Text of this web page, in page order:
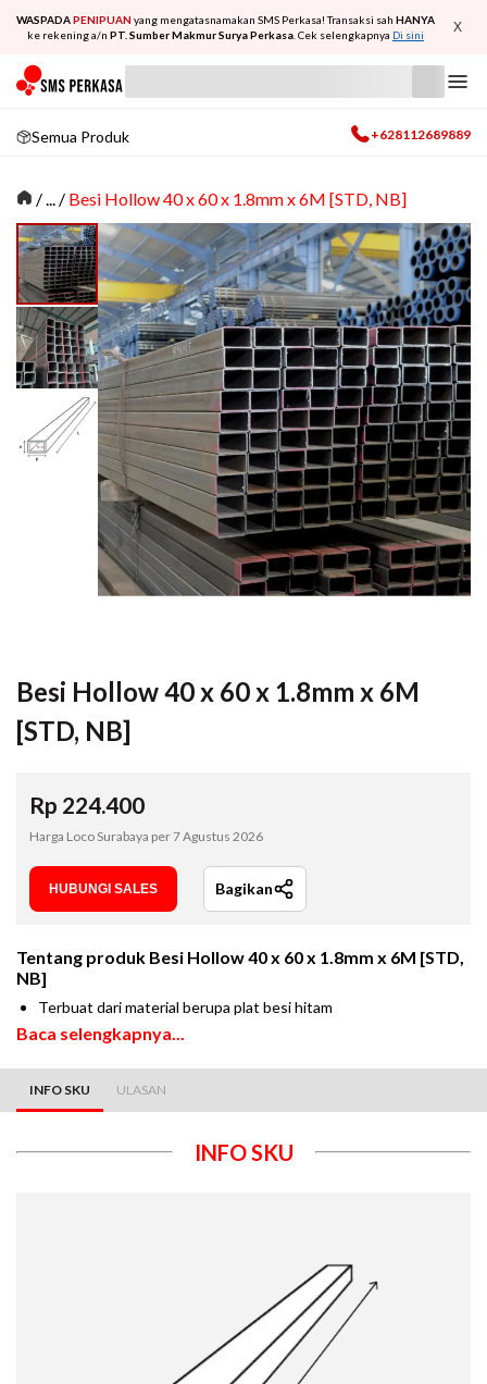
WASPADAPENIPUAN yang mengatasnamakan SMS Perkasa! Transaksi sah HANYA
ke rekening a/n PT. Sumber Makmur Surya Perkasa . Cek selengkapnya Di sini X
Semua Produk +628112689889
/... / Besi Hollow 40 x 60 x 1.8mm x 6M [STD, NB]
Besi Hollow 40 x 60 x 1.8mm x 6M
[STD, NB]
Rp 224.400
Harga Loco Surabaya per7 Agustus 2026
HUBUNGI SALES Bagikan
Tentang produk Besi Hollow 40 x 60 x 1.8mm x 6M [STD,
NB]
Terbuat dari material berupa plat besi hitam
Baca selengkapnya...
INFO SKU ULASAN
INFO SKU